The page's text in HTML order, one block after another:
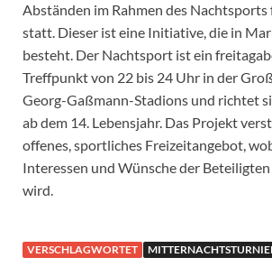
Abständen im Rahmen des
statt. Dieser ist eine Initiative, die in
besteht. Der Nachtsport ist ein
Treffpunkt von 22 bis 24 Uhr in der
Georg-Gaßmann-Stadions und richtet
ab dem 14. Lebensjahr. Das Projekt
offenes, sportliches Freizeitangebot,
Interessen und Wünsche der Beteiligten
wird.
VERSCHLAGWORTET